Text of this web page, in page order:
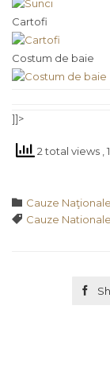
Cartofi
Costum de baie
]]>
2 total views
 Category
Cauze Naţionale
 Tags
Cauze Nationale
